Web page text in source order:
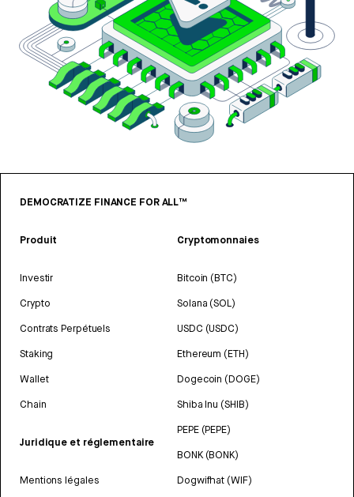
DEMOCRATIZE FINANCE FOR ALL™
Produit
Investir
Crypto
Contrats Perpétuels
Staking
Wallet
Chain
Juridique et réglementaire
Mentions légales
Cryptomonnaies
Bitcoin (BTC)
Solana (SOL)
USDC (USDC)
Ethereum (ETH)
Dogecoin (DOGE)
Shiba Inu (SHIB)
PEPE (PEPE)
BONK (BONK)
Dogwifhat (WIF)